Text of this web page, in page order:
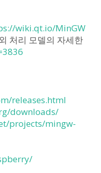
wiki.qt.io/MinGW
처리 모델의 자세한
releases.html
downloads/
projects/mingw-